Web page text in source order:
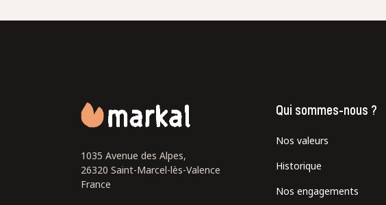
1035 Avenue des Alpes,
26320 Saint-Marcel-lès-Valence
France
Qui sommes-nous ?
Nos valeurs
Historique
Nos engagements